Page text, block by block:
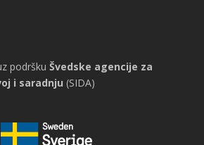
podršku Švedske agencije za
i saradnju (SIDA)